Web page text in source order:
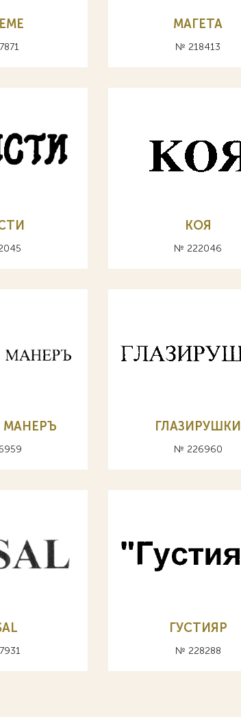
МАГЕТА
№ 218413
КОЯ
№ 222046
МАНЕРЪ ГЛАЗИРУШКИ
№ 226960
ГУСТИЯР
№ 228288